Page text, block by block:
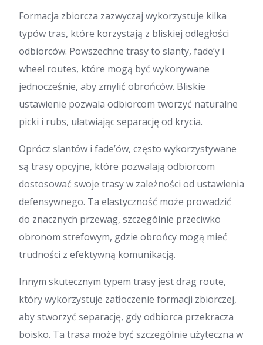
Formacja zbiorcza zazwyczaj wykorzystuje kilka
typów tras, które korzystają z bliskiej odległości
odbiorców. Powszechne trasy to slanty, fade’y i
wheel routes, które mogą być wykonywane
jednocześnie, aby zmylić obrońców. Bliskie
ustawienie pozwala odbiorcom tworzyć naturalne
picki i rubs, ułatwiając separację od krycia.
Oprócz slantów i fade’ów, często wykorzystywane
są trasy opcyjne, które pozwalają odbiorcom
dostosować swoje trasy w zależności od ustawienia
defensywnego. Ta elastyczność może prowadzić
do znacznych przewag, szczególnie przeciwko
obronom strefowym, gdzie obrońcy mogą mieć
trudności z efektywną komunikacją.
Innym skutecznym typem trasy jest drag route,
który wykorzystuje zatłoczenie formacji zbiorczej,
aby stworzyć separację, gdy odbiorca przekracza
boisko. Ta trasa może być szczególnie użyteczna w